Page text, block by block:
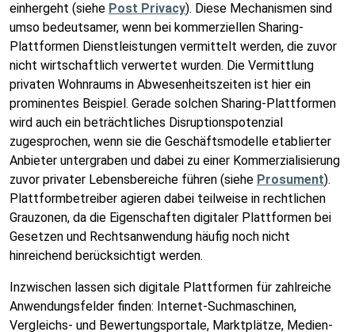
einhergeht (siehe Post Privacy). Diese Mechanismen sind
umso bedeutsamer, wenn bei kommerziellen Sharing-
Plattformen Dienstleistungen vermittelt werden, die zuvor
nicht wirtschaftlich verwertet wurden. Die Vermittlung
privaten Wohnraums in Abwesenheitszeiten ist hier ein
prominentes Beispiel. Gerade solchen Sharing-Plattformen
wird auch ein beträchtliches Disruptionspotenzial
zugesprochen, wenn sie die Geschäftsmodelle etablierter
Anbieter untergraben und dabei zu einer Kommerzialisierung
zuvor privater Lebensbereiche führen (siehe Prosument).
Plattformbetreiber agieren dabei teilweise in rechtlichen
Grauzonen, da die Eigenschaften digitaler Plattformen bei
Gesetzen und Rechtsanwendung häufig noch nicht
hinreichend berücksichtigt werden.
Inzwischen lassen sich digitale Plattformen für zahlreiche
Anwendungsfelder finden: Internet-Suchmaschinen,
Vergleichs- und Bewertungsportale, Marktplätze, Medien-